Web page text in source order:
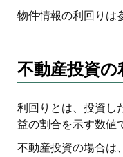
物件情報の利回りは
不動産投資
利回りとは、投資し
益の割合を示す数値
不動産投資の場合は